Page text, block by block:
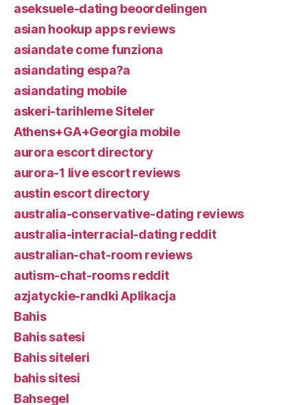
aseksuele-dating beoordelingen
asian hookup apps reviews
asiandate come funziona
asiandating espa?a
asiandating mobile
askeri-tarihleme Siteler
Athens+GA+Georgia mobile
aurora escort directory
aurora-1 live escort reviews
austin escort directory
australia-conservative-dating reviews
australia-interracial-dating reddit
australian-chat-room reviews
autism-chat-rooms reddit
azjatyckie-randki Aplikacja
Bahis
Bahis satesi
Bahis siteleri
bahis sitesi
Bahsegel